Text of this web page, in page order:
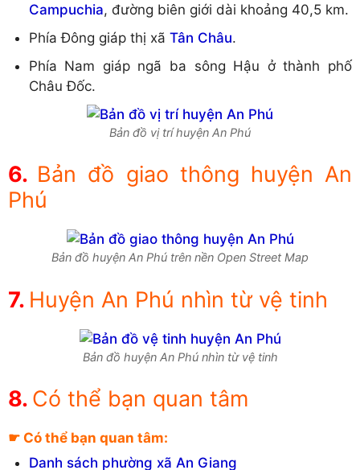
Campuchia, đường biên giới dài khoảng 40,5 km.
Phía Đông giáp thị xã Tân Châu.
Phía Nam giáp ngã ba sông Hậu ở thành phố
Châu Đốc.
Bản đồ vị trí huyện An Phú
Bản đồ giao thông huyện An
Phú
Bản đồ huyện An Phú trên nền Open Street Map
Huyện An Phú nhìn từ vệ tinh
Bản đồ huyện An Phú nhìn từ vệ tinh
Có thể bạn quan tâm
☛ Có thể bạn quan tâm:
Danh sách phường xã An Giang